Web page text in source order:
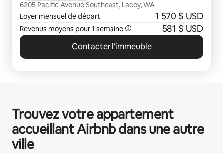
6205 Pacific Avenue Southeast, Lacey, WA
Loyer mensuel de départ
1 570 $ USD
Revenus moyens pour 1 semaine 581 $ USD
Contacter l'immeuble
Trouvez votre appartement
accueillant Airbnb dans une autre
ville